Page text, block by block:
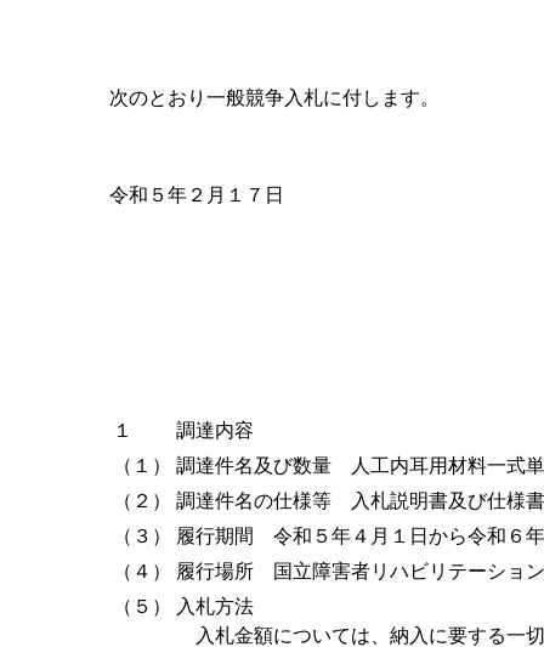
次のとおり一般競争入札に付します。
令和５年２月１７日
１
調達内容
（１）
調達件名及び数量 人工内耳用材料一式
（２）
調達件名の仕様等 入札説明書及び仕様
（３）
履行期間 令和５年４月１日から令和６
（４）
履行場所 国立障害者リハビリテーショ
（５）
入札方法
入札金額については、納入に要する一